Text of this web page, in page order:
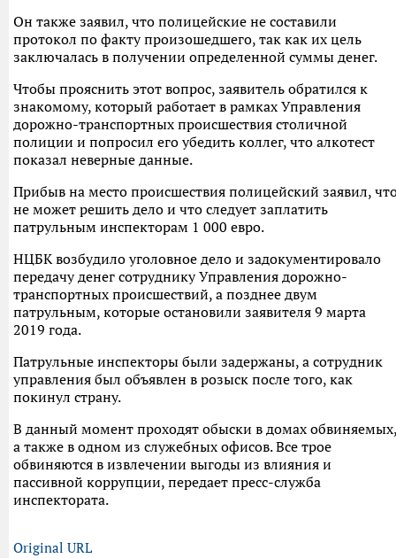
Он также заявил, что полицейские не составили
протокол по факту произошедшего, так как их цель
заключалась в получении определенной суммы денег.
Чтобы прояснить этот вопрос, заявитель обратился к
знакомому, который работает в рамках Управления
дорожно-транспортных происшествия столичной
полиции и попросил его убедить коллег, что алкотест
показал неверные данные.
Прибыв на место происшествия полицейский заявил,
не может решить дело и что следует заплатить
патрульным инспекторам 1 000 евро.
НЦБК возбудило уголовное дело и задокументировало
передачу денег сотруднику Управления дорожно-
транспортных происшествий, а позднее двум
патрульным, которые остановили заявителя 9 марта
2019 года.
Патрульные инспекторы были задержаны, а сотрудник
управления был объявлен в розыск после того, как
покинул страну.
В данный момент проходят обыски в домах обвиняемых,
а также в одном из служебных офисов. Все трое
обвиняются в извлечении выгоды из влияния и
пассивной коррупции, передает пресс-служба
инспектората.
Original URL